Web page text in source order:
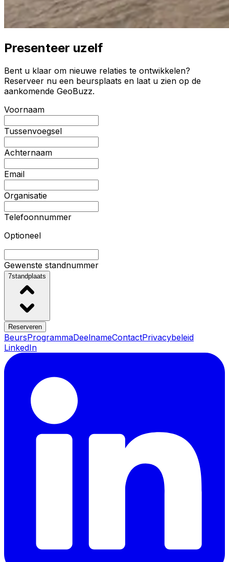
Presenteer uzelf
Bent u klaar om nieuwe relaties te ontwikkelen?
Reserveer nu een beursplaats en laat u zien op de
aankomende GeoBuzz.
Voornaam
Tussenvoegsel
Achternaam
Email
Organisatie
Telefoonnummer
Optioneel
Gewenste standnummer
7standplaats
Reserveren
BeursProgrammaDeelnameContactPrivacybeleid
LinkedIn